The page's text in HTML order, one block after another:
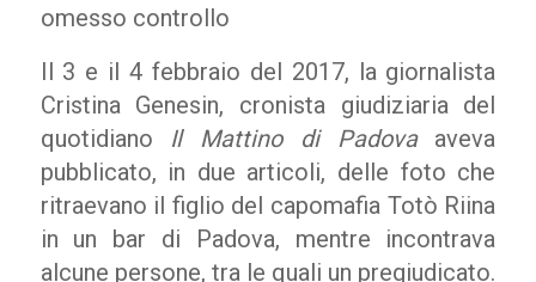
omesso controllo
Il 3 e il 4 febbraio del 2017, la giornalista
Cristina Genesin, cronista giudiziaria del
quotidiano Il Mattino di Padova aveva
pubblicato, in due articoli, delle foto che
ritraevano il figlio del capomafia Totò Riina
in un bar di Padova, mentre incontrava
alcune persone, tra le quali un pregiudicato.